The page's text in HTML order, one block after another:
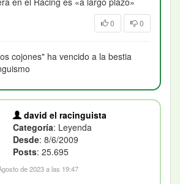
0 0
cojones" ha vencido a la bestia
david el racinguista
Categoría: Leyenda
Desde: 8/6/2009
Posts: 25.695
de 2023 a las 19:47